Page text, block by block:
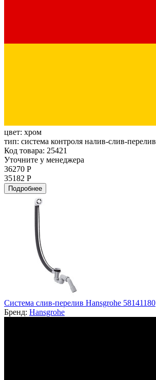
цвет: хром
тип: система контроля налив-слив-перелив
Код товара: 25421
Уточните у менеджера
36270 Р
35182 Р
Подробнее
Система слив-перелив Hansgrohe 58141180
Бренд: Hansgrohe